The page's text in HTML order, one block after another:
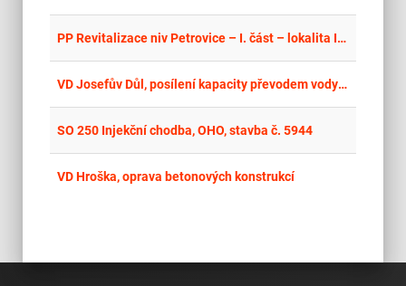
PP Revitalizace niv Petrovice – I. část – lokalita I. U státní hranice
VD Josefův Důl, posílení kapacity převodem vody z Jeleního potoka
SO 250 Injekční chodba, OHO, stavba č. 5944
VD Hroška, oprava betonových konstrukcí